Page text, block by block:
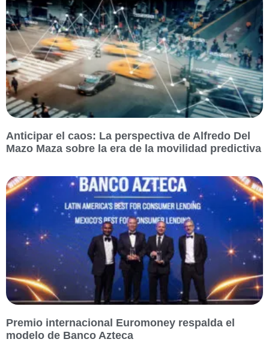
Anticipar el caos: La perspectiva de Alfredo Del
Mazo Maza sobre la era de la movilidad predictiva
Premio internacional Euromoney respalda el
modelo de Banco Azteca